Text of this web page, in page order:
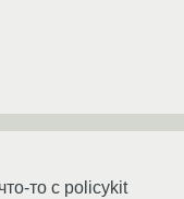
то с policykit